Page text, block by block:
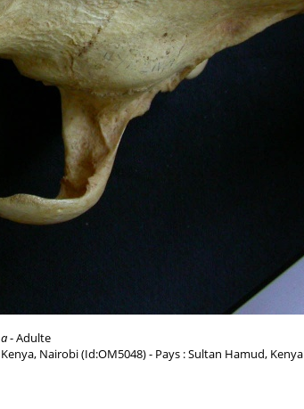
- Adulte
Nairobi (Id:OM5048) - Pays : Sultan Hamud, Kenya